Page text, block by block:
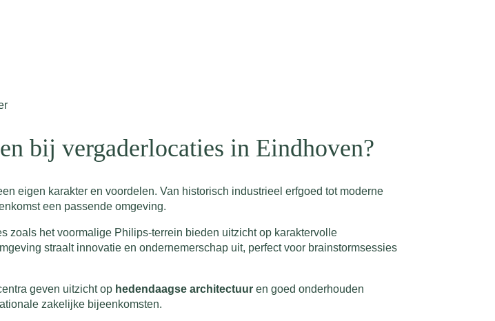
bij vergaderlocaties in Eindhoven?
eigen karakter en voordelen. Van historisch industrieel erfgoed tot moderne
een passende omgeving.
zoals het voormalige Philips-terrein bieden uitzicht op karaktervolle
straalt innovatie en ondernemerschap uit, perfect voor brainstormsessies
geven uitzicht op hedendaagse architectuur en goed onderhouden
zakelijke bijeenkomsten.